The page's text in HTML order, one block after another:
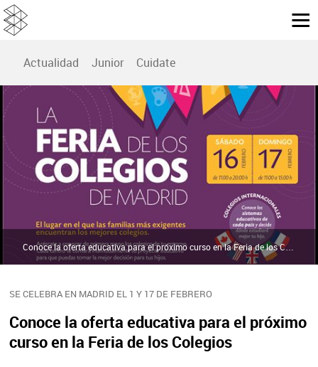
Actualidad Junior Cuidate
SE CELEBRA EN MADRID EL 1 Y 17 DE FEBRERO
Conoce la oferta educativa para el próximo
curso en la Feria de los Colegios
Conoce la oferta educativa para el próximo curso en la Feria de los Colegios | La Feria de los Colegios